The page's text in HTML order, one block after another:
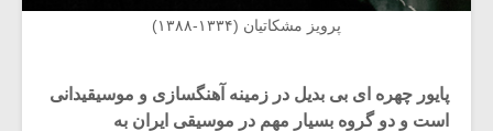
پرویز مشکاتیان (۱۳۳۴-۱۳۸۸)
پایور چهره ای بی بدیل در زمینه آهنگسازی و موسیقیدانی
است و دو گروه بسیار مهم در موسیقی ایران به